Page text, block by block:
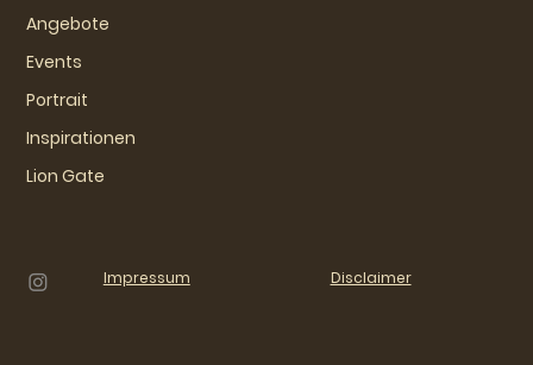
Angebote
Events
Portrait
Inspirationen
Lion Gate
Impressum Disclaimer